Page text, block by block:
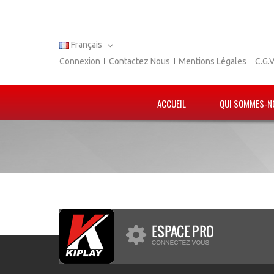
Français
Connexion
Contactez Nous Mentions Légales C.G.V
ACCUEIL QUI SOMMES-